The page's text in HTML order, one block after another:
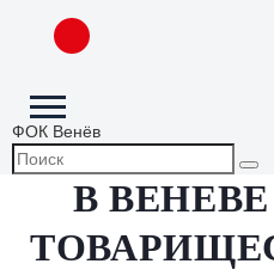
ФОК Венёв
В